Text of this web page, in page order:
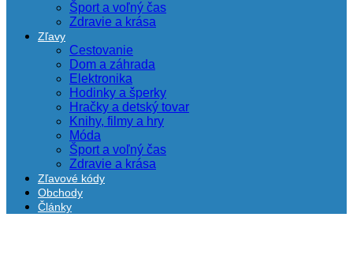
Šport a voľný čas
Zdravie a krása
Zľavy
Cestovanie
Dom a záhrada
Elektronika
Hodinky a šperky
Hračky a detský tovar
Knihy, filmy a hry
Móda
Šport a voľný čas
Zdravie a krása
Zľavové kódy
Obchody
Články